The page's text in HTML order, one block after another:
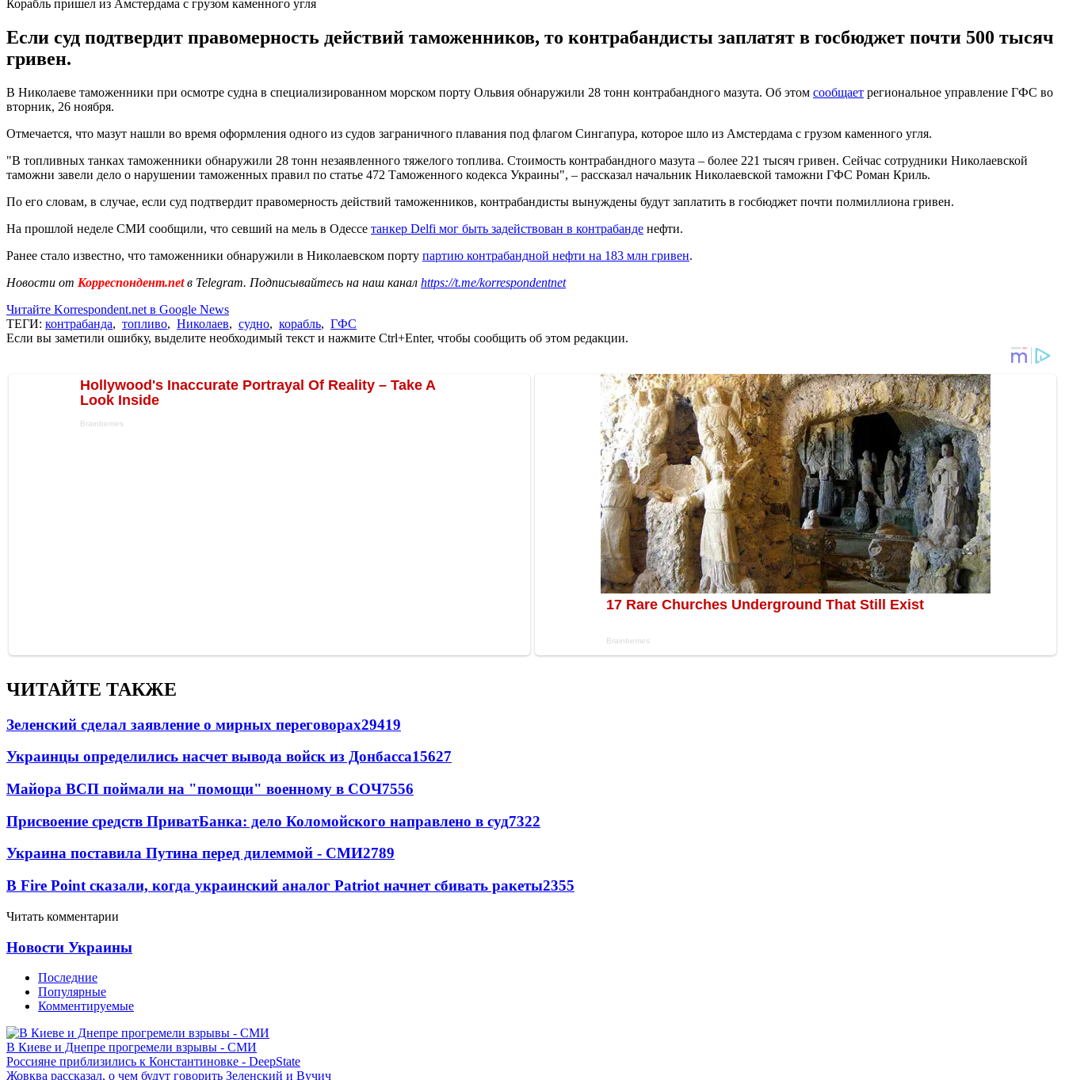
Корабль пришел из Амстердама с грузом каменного угля
Если суд подтвердит правомерность действий таможенников, то контрабандисты заплатят в госбюджет почти 500 тысяч
гривен.
В Николаеве таможенники при осмотре судна в специализированном морском порту Ольвия обнаружили 28 тонн контрабандного мазута. Об этом сообщает региональное управление ГФС во
вторник, 26 ноября.
Отмечается, что мазут нашли во время оформления одного из судов заграничного плавания под флагом Сингапура, которое шло из Амстердама с грузом каменного угля.
"В топливных танках таможенники обнаружили 28 тонн незаявленного тяжелого топлива. Стоимость контрабандного мазута – более 221 тысяч гривен. Сейчас сотрудники Николаевской
таможни завели дело о нарушении таможенных правил по статье 472 Таможенного кодекса Украины", – рассказал начальник Николаевской таможни ГФС Роман Криль.
По его словам, в случае, если суд подтвердит правомерность действий таможенников, контрабандисты вынуждены будут заплатить в госбюджет почти полмиллиона гривен.
На прошлой неделе СМИ сообщили, что севший на мель в Одессе танкер Delfi мог быть задействован в контрабанде нефти.
Ранее стало известно, что таможенники обнаружили в Николаевском порту партию контрабандной нефти на 183 млн гривен.
Новости от Корреспондент.netв Telegram. Подписывайтесь на наш канал https://t.me/korrespondentnet
Читайте Korrespondent.net в Google News
ТЕГИ: контрабанда, топливо, Николаев, судно, корабль, ГФС
Если вы заметили ошибку, выделите необходимый текст и нажмите Ctrl+Enter, чтобы сообщить об этом редакции.
ЧИТАЙТЕ ТАКЖЕ
Зеленский сделал заявление о мирных переговорах29419
Украинцы определились насчет вывода войск из Донбасса15627
Майора ВСП поймали на "помощи" военному в СОЧ7556
Присвоение средств ПриватБанка: дело Коломойского направлено в суд7322
Украина поставила Путина перед дилеммой - СМИ2789
В Fire Point сказали, когда украинский аналог Patriot начнет сбивать ракеты2355
Читать комментарии
Новости Украины
Последние
Популярные
Комментируемые
В Киеве и Днепре прогремели взрывы - СМИ
Россияне приблизились к Константиновке - DeepState
Жовква рассказал, о чем будут говорить Зеленский и Вучич